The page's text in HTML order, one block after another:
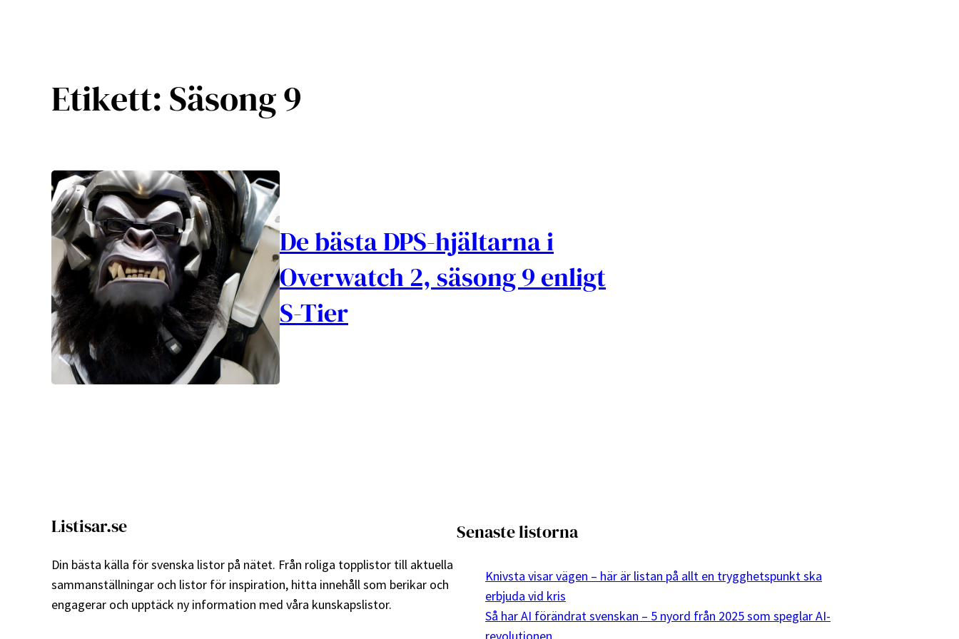
Etikett:Säsong 9
De bästa DPS-hjältarna i
Overwatch 2, säsong 9 enligt
S-Tier
Listisar.se
Din bästa källa för svenska listor på nätet. Från roliga topplistor till aktuella
sammanställningar och listor för inspiration, hitta innehåll som berikar och
engagerar och upptäck ny information med våra kunskapslistor.
Senaste listorna
Knivsta visar vägen – här är listan på allt en trygghetspunkt ska
erbjuda vid kris
Så har AI förändrat svenskan – 5 nyord från 2025 som speglar AI-